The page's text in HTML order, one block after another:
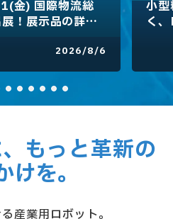
金) 国際物流総
！展示品の詳細
2026/8/6
小
く
もっと革新の
けを。
産業用ロボット。